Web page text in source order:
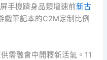
手機躋身品類增速前新古
戲筆記本的C2M定制比例
需融會中開釋新活氣。11